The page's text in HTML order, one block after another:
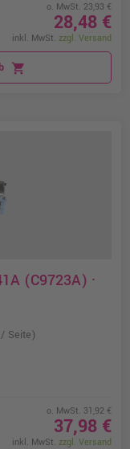
o. MwSt. 23,93 €
28,48 €
inkl. MwSt. zzgl. Versand
shopping_cart
(C9723A) ·
Seite)
o. MwSt. 31,92 €
37,98 €
inkl. MwSt. zzgl. Versand